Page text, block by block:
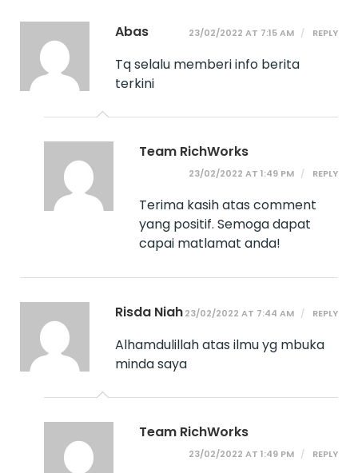
Abas 23/02/2022 AT 7:15 AM REPLY
Tq selalu memberi info berita
terkini
Team RichWorks
23/02/2022 AT 1:49 PM REPLY
Terima kasih atas comment
yang positif. Semoga dapat
capai matlamat anda!
Risda Niah23/02/2022 AT 7:44 AM REPLY
Alhamdulillah atas ilmu yg mbuka
minda saya
Team RichWorks
23/02/2022 AT 1:49 PM REPLY